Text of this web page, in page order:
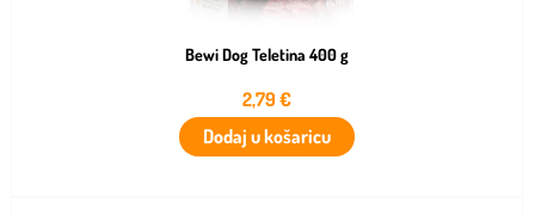
Bewi Dog Teletina 400 g
2,79€
Dodaj u košaricu